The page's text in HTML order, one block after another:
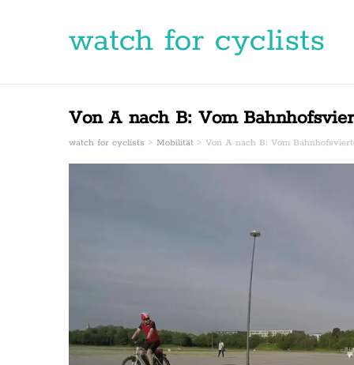
watch for cyclists
Von A nach B: Vom
watch for cyclists > Mobilität > Von A nach B: Vom